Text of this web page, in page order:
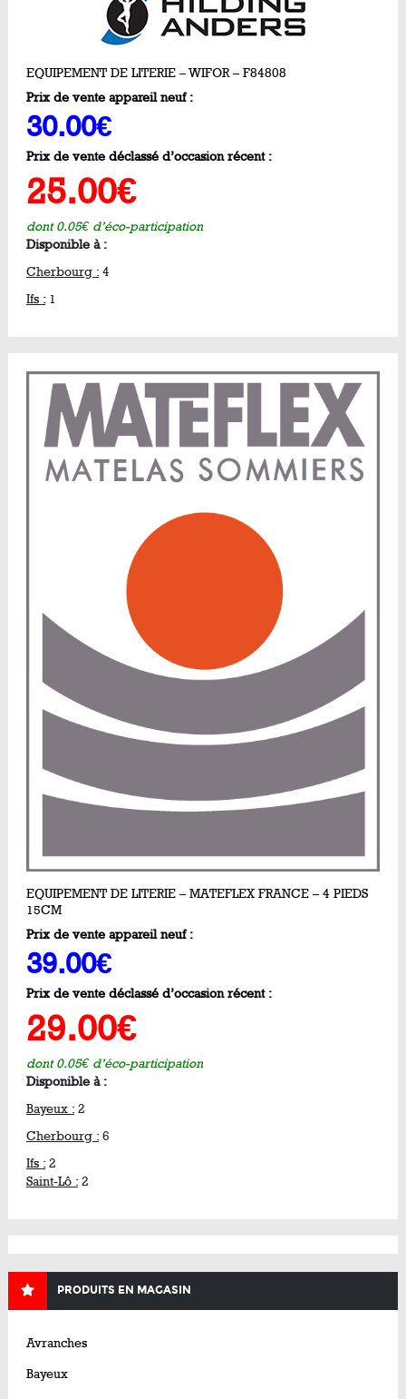
EQUIPEMENT DE LITERIE – WIFOR – F84808
Prix de vente appareil neuf :
30.00€
Prix de vente déclassé d’occasion récent :
25.00€
dont 0.05€ d’éco-participation
Disponible à :
Cherbourg : 4
Ifs : 1
EQUIPEMENT DE LITERIE – MATEFLEX FRANCE – 4 PIEDS
15CM
Prix de vente appareil neuf :
39.00€
Prix de vente déclassé d’occasion récent :
29.00€
dont 0.05€ d’éco-participation
Disponible à :
Bayeux : 2
Cherbourg : 6
Ifs : 2
Saint-Lô : 2
PRODUITS EN MAGASIN
Avranches
Bayeux